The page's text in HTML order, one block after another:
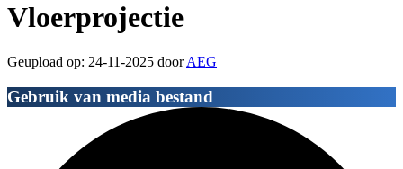
Vloerprojectie
Geupload op: 24-11-2025 doorAEG
Gebruik van media bestand